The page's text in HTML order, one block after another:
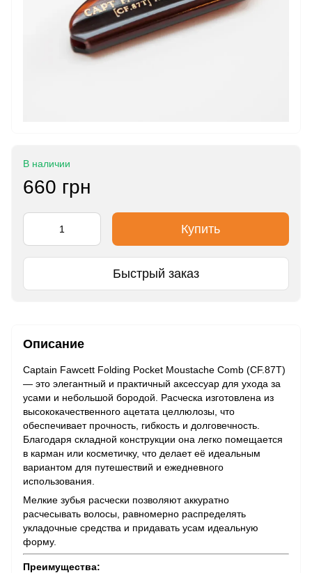
В наличии
660 грн
Купить
Быстрый заказ
Описание
Captain Fawcett Folding Pocket Moustache Comb (CF.87T)
— это элегантный и практичный аксессуар для ухода за
усами и небольшой бородой. Расческа изготовлена из
высококачественного ацетата целлюлозы, что
обеспечивает прочность, гибкость и долговечность.
Благодаря складной конструкции она легко помещается
в карман или косметичку, что делает её идеальным
вариантом для путешествий и ежедневного
использования.
Мелкие зубья расчески позволяют аккуратно
расчесывать волосы, равномерно распределять
укладочные средства и придавать усам идеальную
форму.
Преимущества: